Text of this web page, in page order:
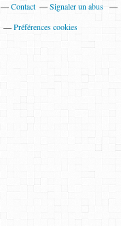
Contact
Signaler un abus
Préférences cookies